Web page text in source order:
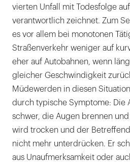
vierten Unfall mit Todesfolge
verantwortlich zeichnet. Zum
es vor allem bei monotonen
Straßenverkehr weniger auf
eher auf Autobahnen, wenn
gleicher Geschwindigkeit
Müdewerden in diesen
durch typische Symptome: Die
schwer, die Augen brennen
wird trocken und der
nicht mehr unterdrücken. Er
aus Unaufmerksamkeit oder